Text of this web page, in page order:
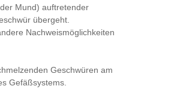
Mund) auftretender
übergeht.
Nachweismöglichkeiten
Geschwüren am
Gefäßsystems.